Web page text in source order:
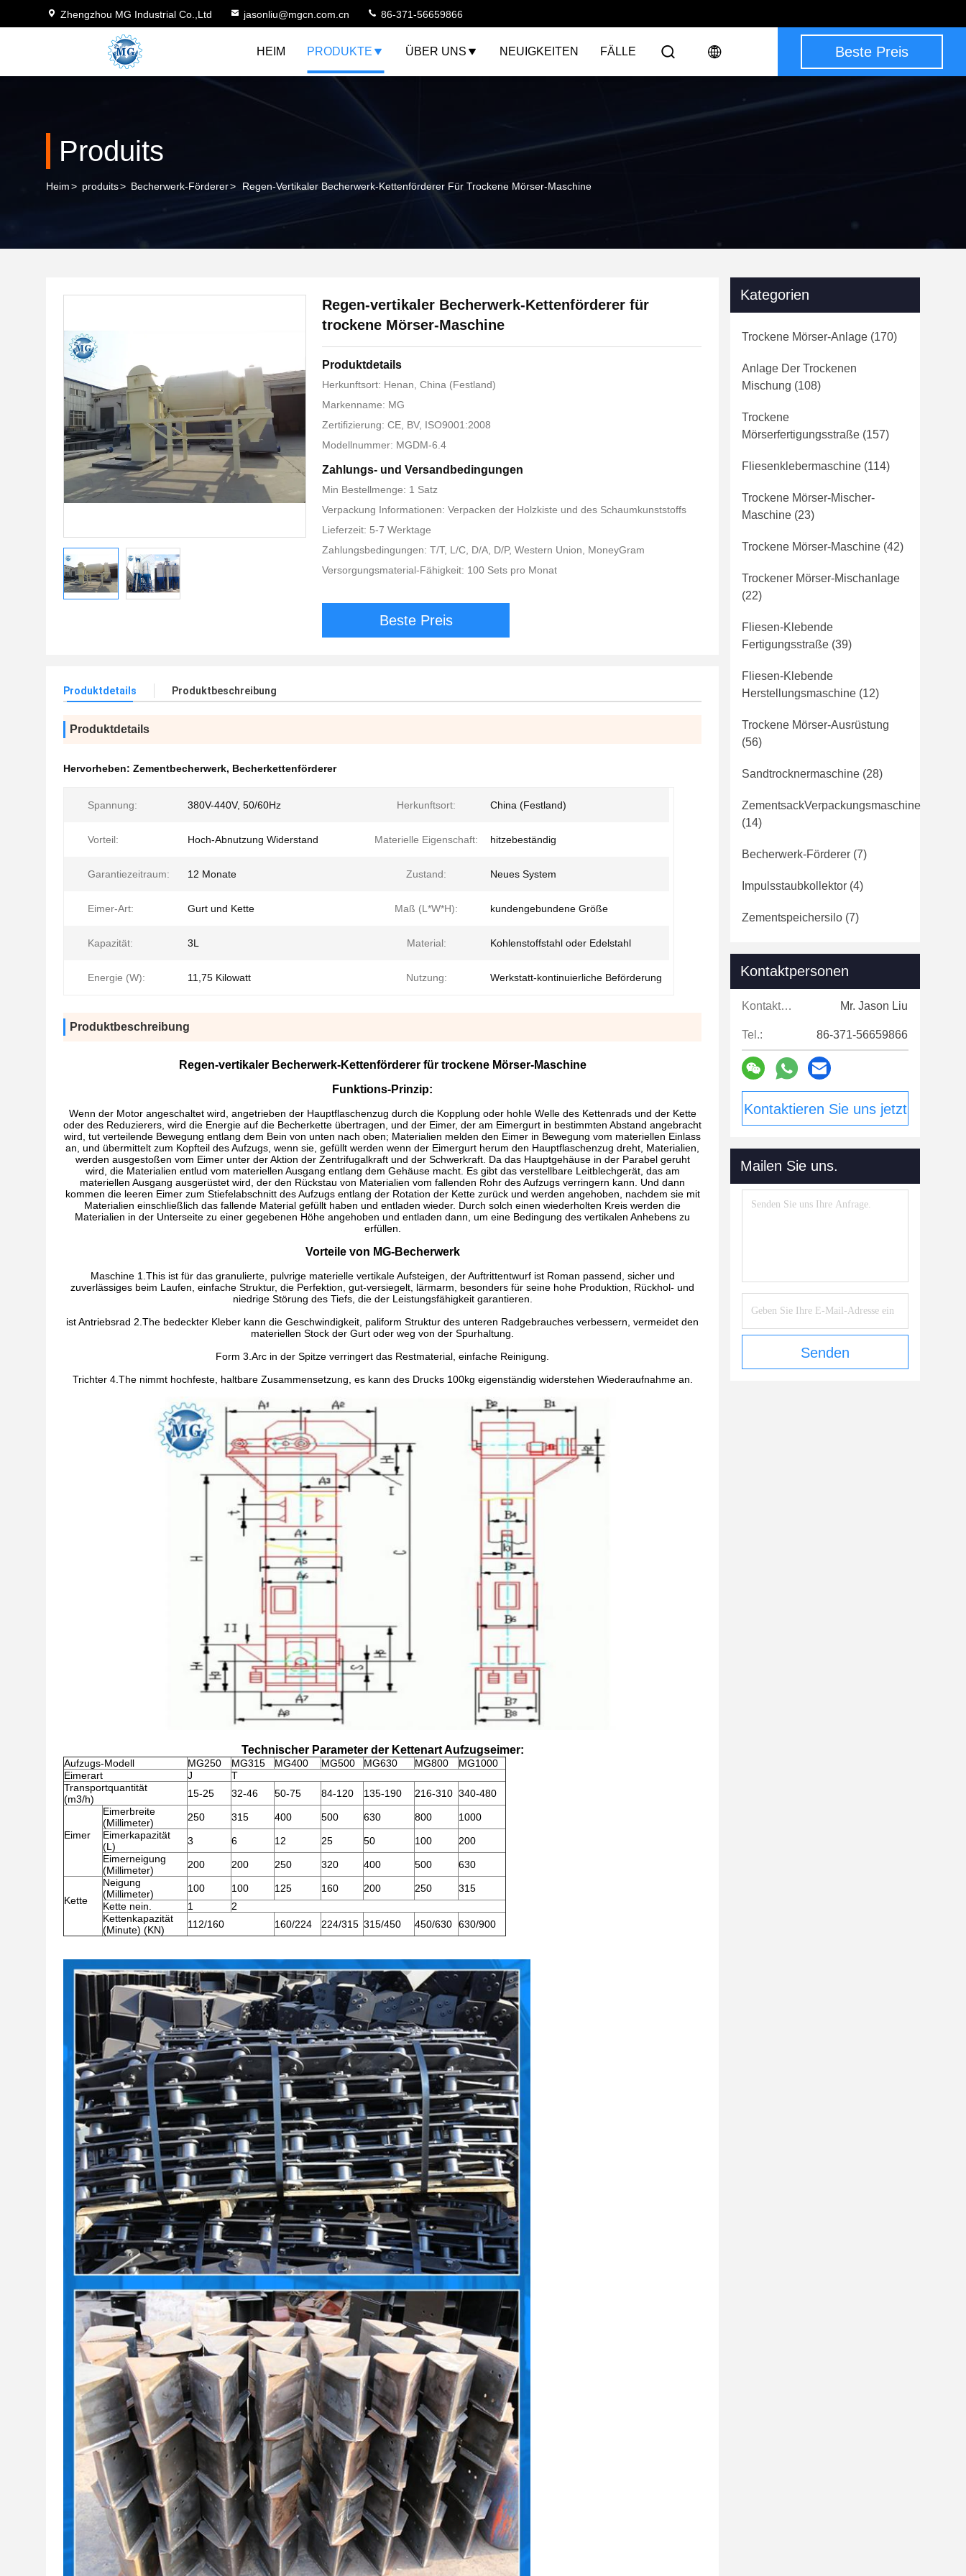
Zhengzhou MG Industrial Co.,Ltd jasonliu@mgcn.com.cn 86-371-56659866
HEIM PRODUKTE ÜBER UNS NEUIGKEITEN FÄLLE Beste Preis
Produits
Heim> produits> Becherwerk-Förderer> Regen-Vertikaler Becherwerk-Kettenförderer Für Trockene Mörser-Maschine
Regen-vertikaler Becherwerk-Kettenförderer für
trockene Mörser-Maschine
Produktdetails
Herkunftsort: Henan, China (Festland)
Markenname: MG
Zertifizierung: CE, BV, ISO9001:2008
Modellnummer: MGDM-6.4
Zahlungs- und Versandbedingungen
Min Bestellmenge: 1 Satz
Verpackung Informationen: Verpacken der Holzkiste und des Schaumkunststoffs
Lieferzeit: 5-7 Werktage
Zahlungsbedingungen: T/T, L/C, D/A, D/P, Western Union, MoneyGram
Versorgungsmaterial-Fähigkeit: 100 Sets pro Monat
Beste Preis
Produktdetails Produktbeschreibung
Produktdetails
Hervorheben: Zementbecherwerk, Becherkettenförderer
Spannung: 380V-440V, 50/60Hz Herkunftsort: China (Festland)
Vorteil: Hoch-Abnutzung Widerstand Materielle Eigenschaft: hitzebeständig
Garantiezeitraum: 12 Monate Zustand: Neues System
Eimer-Art: Gurt und Kette Maß (L*W*H): kundengebundene Größe
Kapazität: 3L Material: Kohlenstoffstahl oder Edelstahl
Energie (W): 11,75 Kilowatt Nutzung: Werkstatt-kontinuierliche Beförderung
Produktbeschreibung
Regen-vertikaler Becherwerk-Kettenförderer für trockene Mörser-Maschine
Funktions-Prinzip:
Wenn der Motor angeschaltet wird, angetrieben der Hauptflaschenzug durch die Kopplung oder hohle Welle des Kettenrads und der Kette
oder des Reduzierers, wird die Energie auf die Becherkette übertragen, und der Eimer, der am Eimergurt in bestimmten Abstand angebracht
wird, tut verteilende Bewegung entlang dem Bein von unten nach oben; Materialien melden den Eimer in Bewegung vom materiellen Einlass
an, und übermittelt zum Kopfteil des Aufzugs, wenn sie, gefüllt werden wenn der Eimergurt herum den Hauptflaschenzug dreht, Materialien,
werden ausgestoßen vom Eimer unter der Aktion der Zentrifugalkraft und der Schwerkraft. Da das Hauptgehäuse in der Parabel geruht
wird, die Materialien entlud vom materiellen Ausgang entlang dem Gehäuse macht. Es gibt das verstellbare Leitblechgerät, das am
materiellen Ausgang ausgerüstet wird, der den Rückstau von Materialien vom fallenden Rohr des Aufzugs verringern kann. Und dann
kommen die leeren Eimer zum Stiefelabschnitt des Aufzugs entlang der Rotation der Kette zurück und werden angehoben, nachdem sie mit
Materialien einschließlich das fallende Material gefüllt haben und entladen wieder. Durch solch einen wiederholten Kreis werden die
Materialien in der Unterseite zu einer gegebenen Höhe angehoben und entladen dann, um eine Bedingung des vertikalen Anhebens zu
erfüllen.
Vorteile von MG-Becherwerk
Maschine 1.This ist für das granulierte, pulvrige materielle vertikale Aufsteigen, der Auftrittentwurf ist Roman passend, sicher und
zuverlässiges beim Laufen, einfache Struktur, die Perfektion, gut-versiegelt, lärmarm, besonders für seine hohe Produktion, Rückhol- und
niedrige Störung des Tiefs, die der Leistungsfähigkeit garantieren.
ist Antriebsrad 2.The bedeckter Kleber kann die Geschwindigkeit, paliform Struktur des unteren Radgebrauches verbessern, vermeidet den
materiellen Stock der Gurt oder weg von der Spurhaltung.
Form 3.Arc in der Spitze verringert das Restmaterial, einfache Reinigung.
Trichter 4.The nimmt hochfeste, haltbare Zusammensetzung, es kann des Drucks 100kg eigenständig widerstehen Wiederaufnahme an.
Technischer Parameter der Kettenart Aufzugseimer:
Aufzugs-Modell MG250 MG315 MG400 MG500 MG630 MG800
MG1000
Eimerart
J
T
Transportquantität
(m3/h)
15-25 32-46 50-75 84-120 135-190 216-310 340-480
Eimer
Eimerbreite
(Millimeter)
250 315 400 500 630 800
1000
Eimerkapazität
(L)
3 6 12 25 50 100
200
Eimerneigung
(Millimeter)
200 200 250 320 400 500 630
Kette
Neigung
(Millimeter)
100 100 125 160 200 250
315
Kette nein.
1
2
Kettenkapazität
(Minute) (KN)
112/160 160/224 224/315 315/450 450/630 630/900
Kategorien
Trockene Mörser-Anlage (170)
Anlage Der Trockenen
Mischung (108)
Trockene
Mörserfertigungsstraße (157)
Fliesenklebermaschine (114)
Trockene Mörser-Mischer-
Maschine (23)
Trockene Mörser-Maschine (42)
Trockener Mörser-Mischanlage
(22)
Fliesen-Klebende
Fertigungsstraße (39)
Fliesen-Klebende
Herstellungsmaschine (12)
Trockene Mörser-Ausrüstung
(56)
Sandtrocknermaschine (28)
ZementsackVerpackungsmaschine
(14)
Becherwerk-Förderer (7)
Impulsstaubkollektor (4)
Zementspeichersilo (7)
Kontaktpersonen
Kontaktpersonen: Mr. Jason Liu
Tel.: 86-371-56659866
Kontaktieren Sie uns jetzt
Mailen Sie uns.
Senden